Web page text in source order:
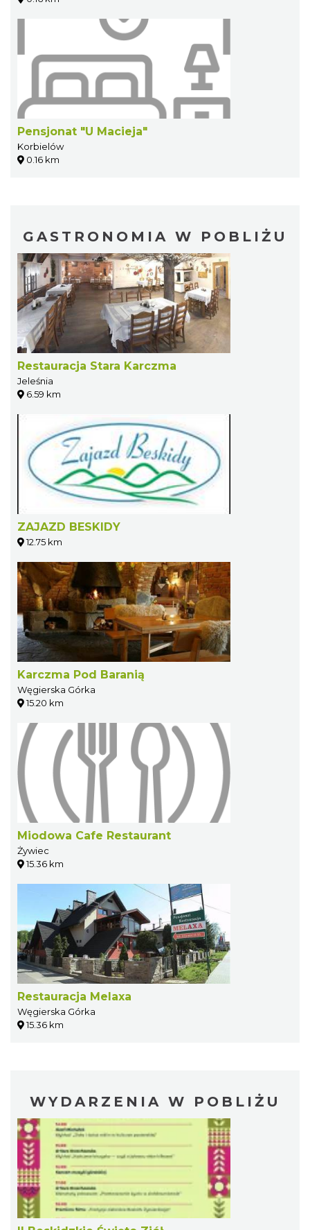
Pensjonat "U Macieja"
Korbielów
0.16 km
GASTRONOMIA W POBLIŻU
Restauracja Stara Karczma
Jeleśnia
6.59 km
ZAJAZD BESKIDY
12.75 km
Karczma Pod Baranią
Węgierska Górka
15.20 km
Miodowa Cafe Restaurant
Żywiec
15.36 km
Restauracja Melaxa
Węgierska Górka
15.36 km
WYDARZENIA W POBLIŻU